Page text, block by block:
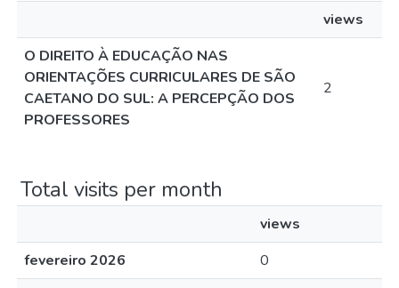
views
O DIREITO À EDUCAÇÃO NAS
ORIENTAÇÕES CURRICULARES DE SÃO
CAETANO DO SUL: A PERCEPÇÃO DOS
PROFESSORES
2
Total visits per month
views
fevereiro 2026
0